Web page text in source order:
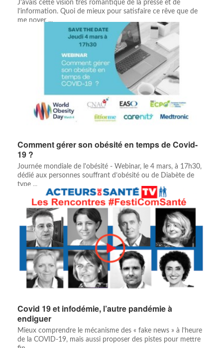
J’avais cette vision très romantique de la presse et de
l’information. Quoi de mieux pour satisfaire ce rêve que de
me noyer ...
Comment gérer son obésité en temps de Covid-
19 ?
Journée mondiale de l'obésité - Webinar, le 4 mars, à 17h30,
dédié aux personnes souffrant d’obésité ou de Diabète de
type ...
Covid 19 et infodémie, l’autre pandémie à
endiguer
Mieux comprendre le mécanisme des « fake news » à l’heure
de la COVID-19, mais aussi proposer des pistes pour mettre